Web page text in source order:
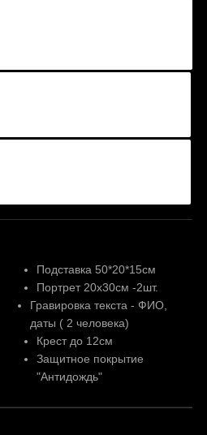
Подставка 50*20*15см
Портрет 20х30см -2шт.
Гравировка текста - ФИО,
даты ( 2 человека)
Крест до 12см
Защитное покрытие
"Антидождь"